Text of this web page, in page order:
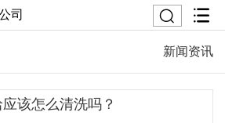
司
新闻资讯
该怎么清洗吗？